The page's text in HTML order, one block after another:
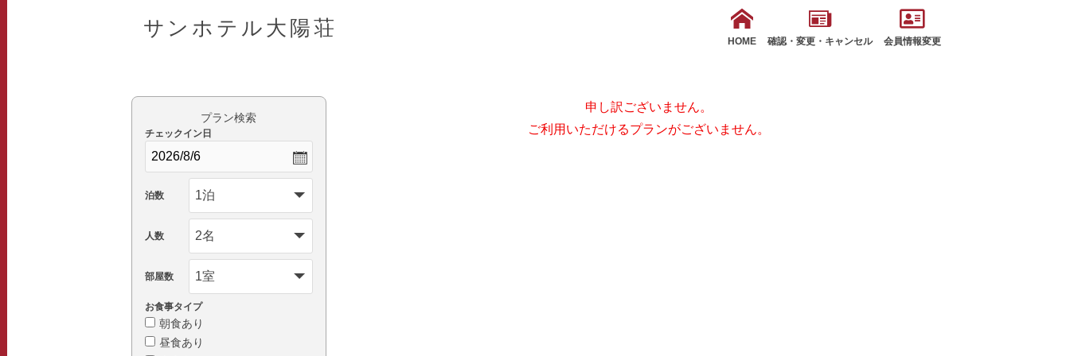
サンホテル大陽荘
HOME 確認・変更・キャンセル 会員情報変更
申し訳ございません。
ご利用いただけるプランがございません。
プラン検索
チェックイン日
泊数
人数
部屋数
お食事タイプ
朝食あり
昼食あり